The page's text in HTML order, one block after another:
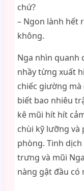
chứ?
– Ngon lành hết
không.
Nga nhìn quanh
nhầy từng xuất
chiếc giường
biết bao nhiêu
kê mũi hít hít
chùi kỹ lưỡng và
phòng. Tinh
trưng và mũi
nàng gật đầu có